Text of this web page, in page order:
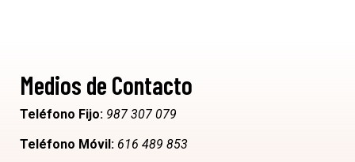
Medios de Contacto
Teléfono Fijo: 987 307 079
Teléfono Móvil: 616 489 853